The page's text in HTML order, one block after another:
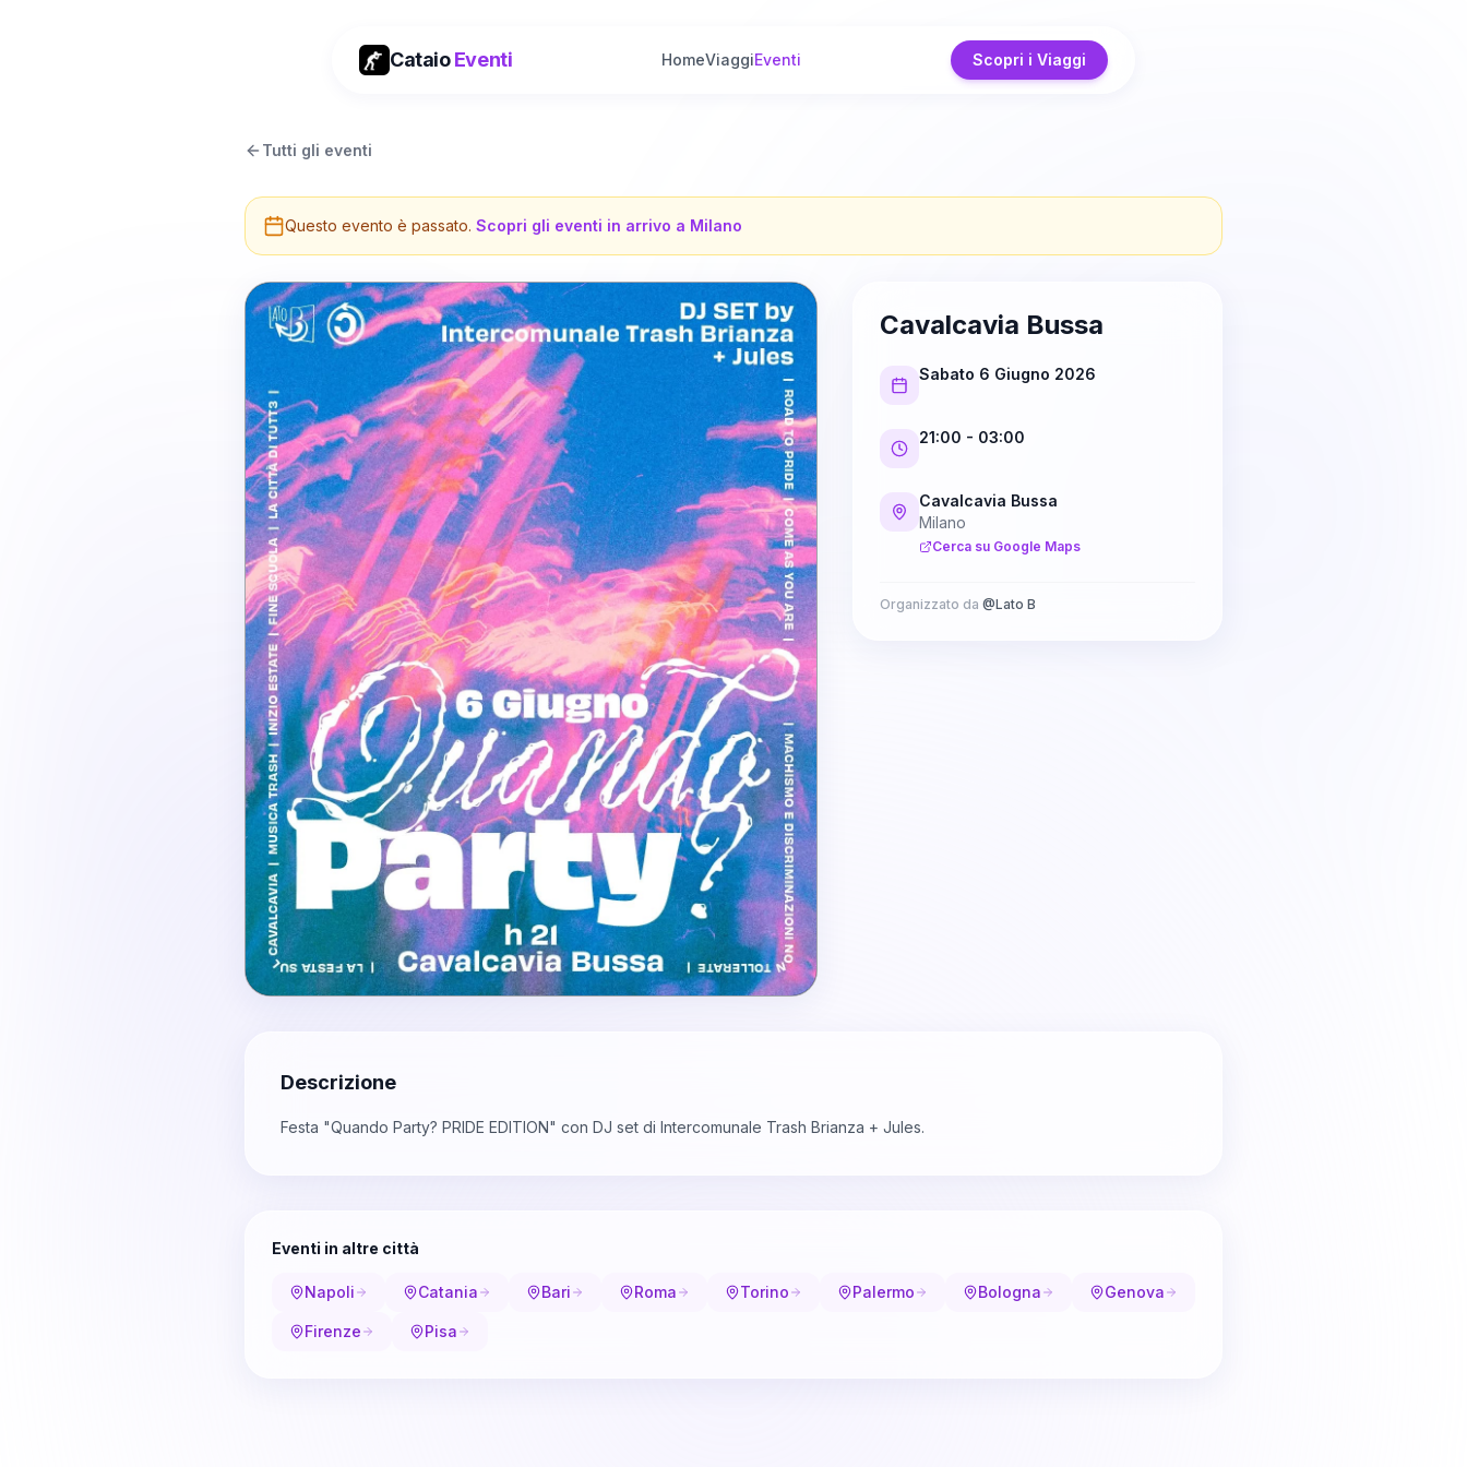
CataioEventi HomeViaggiEventi Scopri i Viaggi
Tutti gli eventi
Questo evento è passato. Scopri gli eventi in arrivo a Milano
Cavalcavia Bussa
Sabato 6 Giugno 2026
21:00 - 03:00
Cavalcavia Bussa
Milano
Cerca su Google Maps
Organizzato da @Lato B
Descrizione
Festa "Quando Party? PRIDE EDITION" con DJ set di Intercomunale Trash Brianza + Jules.
Eventi in altre città
Napoli Catania Bari Roma Torino Palermo Bologna Genova
Firenze Pisa